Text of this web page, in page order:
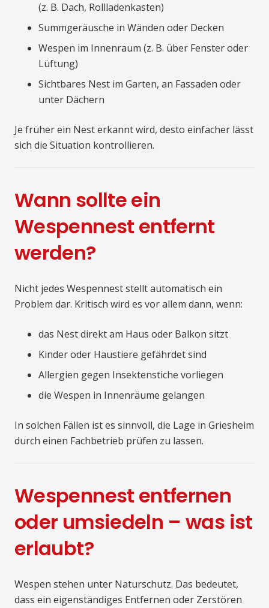
(z. B. Dach, Rollladenkasten)
Summgeräusche in Wänden oder Decken
Wespen im Innenraum (z. B. über Fenster oder
Lüftung)
Sichtbares Nest im Garten, an Fassaden oder
unter Dächern
Je früher ein Nest erkannt wird, desto einfacher lässt
sich die Situation kontrollieren.
Wann sollte ein
Wespennest entfernt
werden?
Nicht jedes Wespennest stellt automatisch ein
Problem dar. Kritisch wird es vor allem dann, wenn:
das Nest direkt am Haus oder Balkon sitzt
Kinder oder Haustiere gefährdet sind
Allergien gegen Insektenstiche vorliegen
die Wespen in Innenräume gelangen
In solchen Fällen ist es sinnvoll, die Lage in Griesheim
durch einen Fachbetrieb prüfen zu lassen.
Wespennest entfernen
oder umsiedeln – was ist
erlaubt?
Wespen stehen unter Naturschutz. Das bedeutet,
dass ein eigenständiges Entfernen oder Zerstören